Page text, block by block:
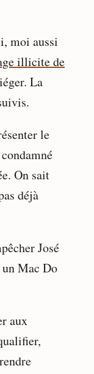
moi aussi
illicite de
La
le
On sait
déjà
José
un Mac Do
aux